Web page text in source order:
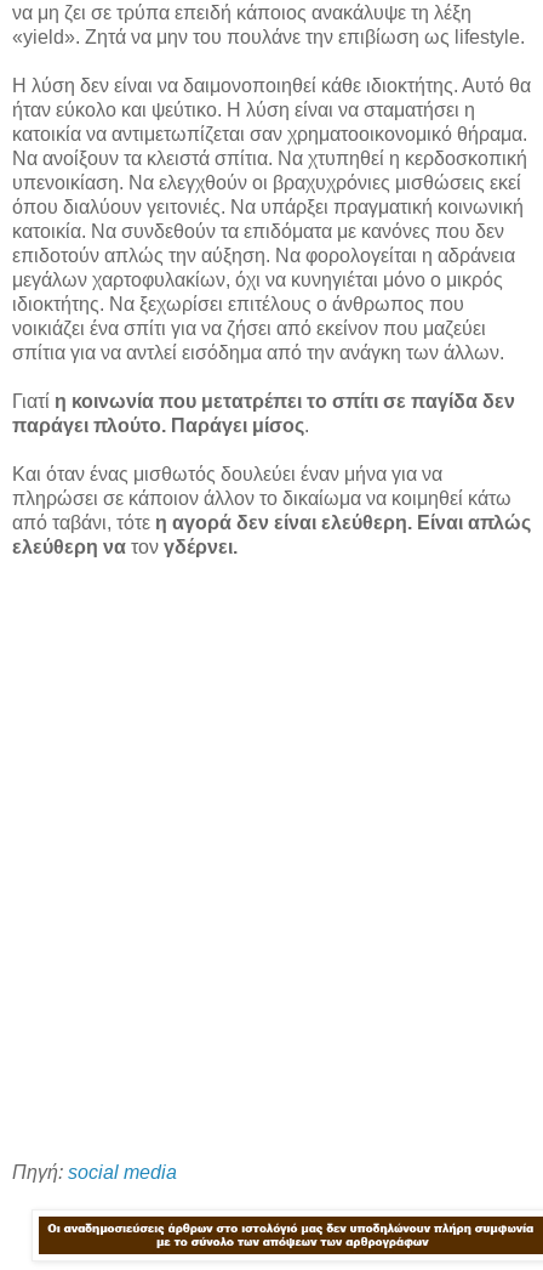
να μη ζει σε τρύπα επειδή κάποιος ανακάλυψε τη λέξη
«yield». Ζητά να μην του πουλάνε την επιβίωση ως lifestyle.
Η λύση δεν είναι να δαιμονοποιηθεί κάθε ιδιοκτήτης. Αυτό θα
ήταν εύκολο και ψεύτικο. Η λύση είναι να σταματήσει η
κατοικία να αντιμετωπίζεται σαν χρηματοοικονομικό θήραμα.
Να ανοίξουν τα κλειστά σπίτια. Να χτυπηθεί η κερδοσκοπική
υπενοικίαση. Να ελεγχθούν οι βραχυχρόνιες μισθώσεις εκεί
όπου διαλύουν γειτονιές. Να υπάρξει πραγματική κοινωνική
κατοικία. Να συνδεθούν τα επιδόματα με κανόνες που δεν
επιδοτούν απλώς την αύξηση. Να φορολογείται η αδράνεια
μεγάλων χαρτοφυλακίων, όχι να κυνηγιέται μόνο ο μικρός
ιδιοκτήτης. Να ξεχωρίσει επιτέλους ο άνθρωπος που
νοικιάζει ένα σπίτι για να ζήσει από εκείνον που μαζεύει
σπίτια για να αντλεί εισόδημα από την ανάγκη των άλλων.
Γιατί η κοινωνία που μετατρέπει το σπίτι σε παγίδα δεν
παράγει πλούτο. Παράγει μίσος.
Και όταν ένας μισθωτός δουλεύει έναν μήνα για να
πληρώσει σε κάποιον άλλον το δικαίωμα να κοιμηθεί κάτω
από ταβάνι, τότε η αγορά δεν είναι ελεύθερη. Είναι απλώς
ελεύθερη να τον γδέρνει.
Πηγή: social media